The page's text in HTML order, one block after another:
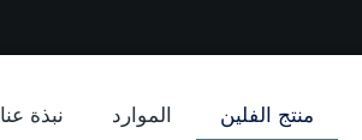
منتج الفلين الموارد نبذة عنا